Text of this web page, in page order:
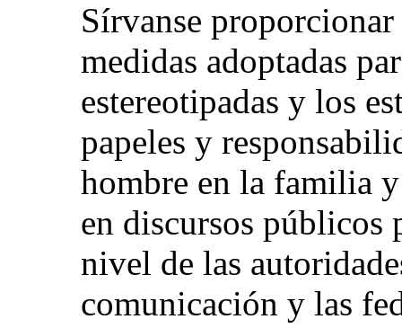
Sírvanse
medidas adoptadas
estereotipadas y los
papeles y
hombre en la familia
en discursos públicos
nivel de las
comunicación y las